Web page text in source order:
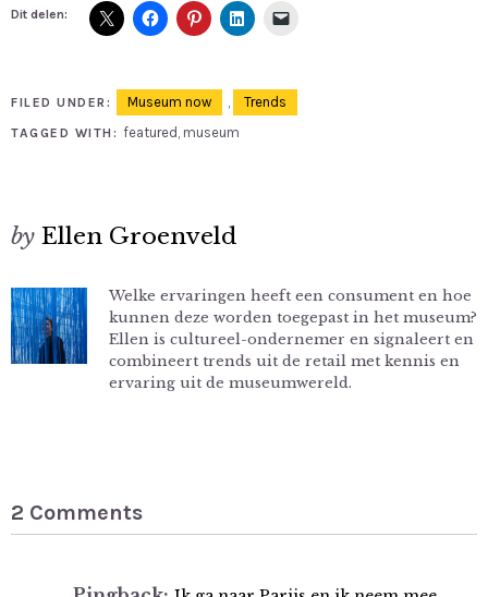
Dit delen:
FILED UNDER: Museum now , Trends
TAGGED WITH: featured , museum
by Ellen Groenveld
Welke ervaringen heeft een consument en hoe
kunnen deze worden toegepast in het museum?
Ellen is cultureel-ondernemer en signaleert en
combineert trends uit de retail met kennis en
ervaring uit de museumwereld.
2 Comments